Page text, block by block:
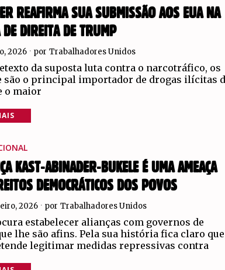
REAFIRMA SUA SUBMISSÃO AOS EUA NA
DE DIREITA DE TRUMP
2026 por Trabalhadores Unidos
da suposta luta contra o narcotráfico, os
são o principal importador de drogas ilícitas
o maior
KAST-ABINADER-BUKELE É UMA AMEAÇA
DEMOCRÁTICOS DOS POVOS
2026 por Trabalhadores Unidos
estabelecer alianças com governos de
lhe são afins. Pela sua história fica claro que
legitimar medidas repressivas contra